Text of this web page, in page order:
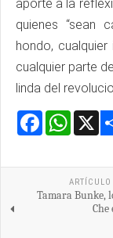
aporte a la
quienes “sean
hondo,
cualquier parte
linda del
Facebook
Tamara Bunke,